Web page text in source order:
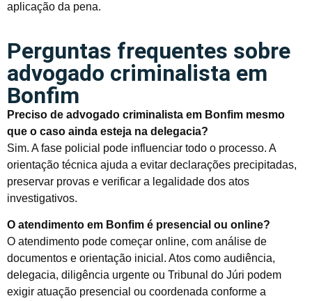
aplicação da pena.
Perguntas frequentes sobre
advogado criminalista em
Bonfim
Preciso de advogado criminalista em Bonfim mesmo
que o caso ainda esteja na delegacia?
Sim. A fase policial pode influenciar todo o processo. A
orientação técnica ajuda a evitar declarações precipitadas,
preservar provas e verificar a legalidade dos atos
investigativos.
O atendimento em Bonfim é presencial ou online?
O atendimento pode começar online, com análise de
documentos e orientação inicial. Atos como audiência,
delegacia, diligência urgente ou Tribunal do Júri podem
exigir atuação presencial ou coordenada conforme a